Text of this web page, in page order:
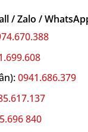
hiệu quả
cú đánh đầu
được độ đầm tay,
độ bóng vượt trội
truyền thống.
/ Zalo /
0941.686.379
840